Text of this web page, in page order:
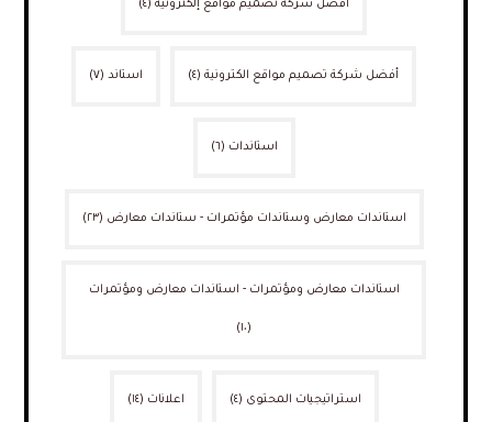
أفضل شركة تصميم مواقع إلكترونية (٤)
أفضل شركة تصميم مواقع الكترونية (٤) استاند (٧)
استاندات (٦)
استاندات معارض وستاندات مؤتمرات - ستاندات معارض (٢٣)
استاندات معارض ومؤتمرات - استاندات معارض ومؤتمرات
(١٠)
استراتيجيات المحتوى (٤) اعلانات (١٤)